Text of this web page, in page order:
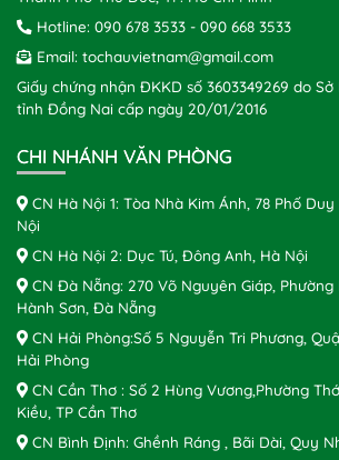
Hotline: 090 678 3533 - 090 668 3533
Email: tochauvietnam@gmail.com
Giấy chứng nhận ĐKKD số 3603349269 do
tỉnh Đồng Nai cấp ngày 20/01/2016
CHI NHÁNH VĂN PHÒNG
CN Hà Nội 1: Tòa Nhà Kim Ánh, 78 Phố
Nội
CN Hà Nội 2: Dục Tú, Đông Anh, Hà Nội
CN Đà Nẵng: 270 Võ Nguyên Giáp, Phường
Hành Sơn, Đà Nẵng
CN Hải Phòng:Số 5 Nguyễn Tri Phương,
Hải Phòng
CN Cần Thơ : Số 2 Hùng Vương,Phường
Kiều, TP Cần Thơ
CN Bình Định: Ghềnh Ráng , Bãi Dài, Quy